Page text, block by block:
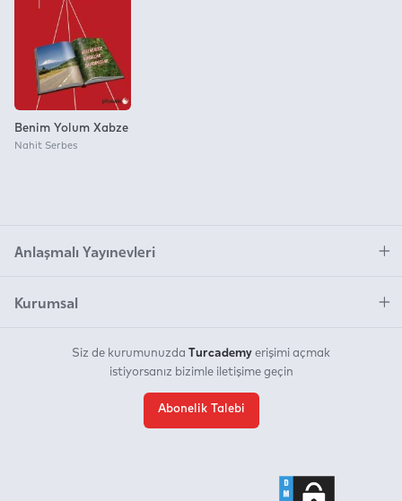
Benim Yolum Xabze
Nahit Serbes
Anlaşmalı Yayınevleri
Kurumsal
Siz de kurumunuzda Turcademy erişimi açmak
istiyorsanız bizimle iletişime geçin
Abonelik Talebi